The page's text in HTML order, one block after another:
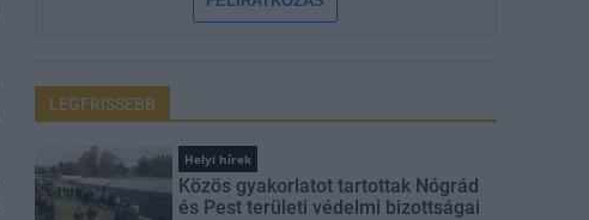
LEGFRISSEBB
Helyi hírek
Közös gyakorlatot tartottak Nógrád
és Pest területi védelmi bizottságai